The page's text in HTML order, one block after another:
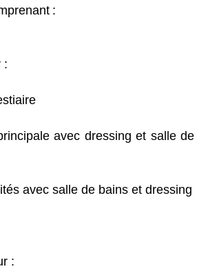
:
:
avec dressing et salle de
avec salle de bains et dressing
: